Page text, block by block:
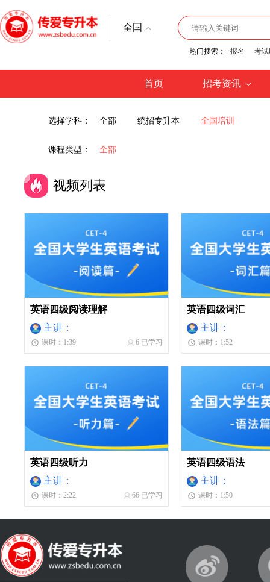
全国
热门搜索： 报名 考
首页 招考资讯
选择学科： 全部 统招专升本 全国培训
课程类型： 全部
视频列表
英语四级阅读理解
主讲：
课时：1:39 6 已学习
英语四级词汇
主讲：
课时：1:52
英语四级听力
主讲：
课时：2:22 66 已学习
英语四级语法
主讲：
课时：1:50